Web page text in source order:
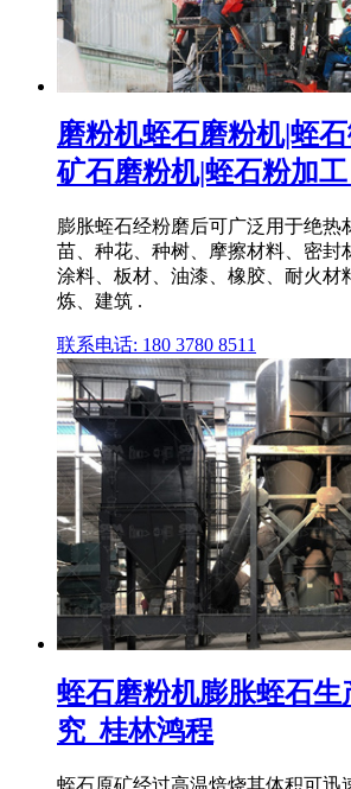
磨粉机蛭石磨粉机|蛭
矿石磨粉机|蛭石粉加工
膨胀蛭石经粉磨后可广泛用于绝热
苗、种花、种树、摩擦材料、密封
涂料、板材、油漆、橡胶、耐火材
炼、建筑 .
联系电话: 180 3780 8511
蛭石磨粉机膨胀蛭石生
究_桂林鸿程